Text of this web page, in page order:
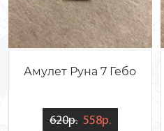
Амулет Руна 7 Гебо
620р. 558р.